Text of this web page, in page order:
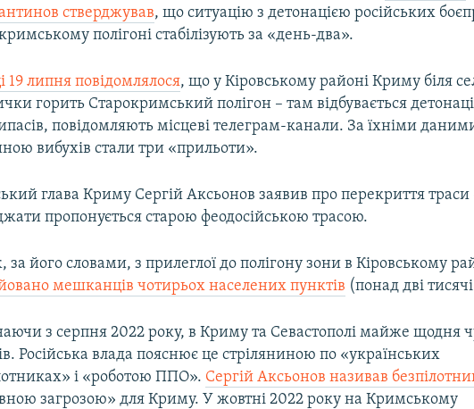
стверджував, що ситуацію з детонацією російських
полігоні стабілізують за «день-два».
19 липня повідомлялося, що у Кіровському районі Криму біля
горить Старокримський полігон – там відбувається
повідомляють місцеві телеграм-канали. За їхніми
вибухів стали три «прильоти».
глава Криму Сергій Аксьонов заявив про перекриття
пропонується старою феодосійською трасою.
за його словами, з прилеглої до полігону зони в Кіровському
мешканців чотирьох населених пунктів (понад дві тисячі
з серпня 2022 року, в Криму та Севастополі майже щодня
Російська влада пояснює це стріляниною по «українських
і «роботою ППО». Сергій Аксьонов називав
загрозою» для Криму. У жовтні 2022 року на Кримському